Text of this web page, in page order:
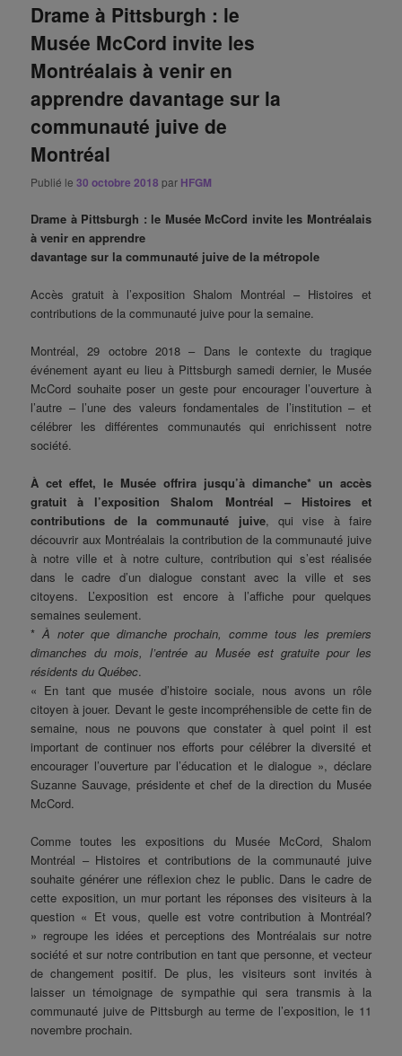
Drame à Pittsburgh : le
Musée McCord invite les
Montréalais à venir en
apprendre davantage sur la
communauté juive de
Montréal
Publié le30 octobre 2018 par HFGM
Drame à Pittsburgh : le Musée McCord invite les Montréalais
à venir en apprendre
davantage sur la communauté juive de la métropole
Accès gratuit à l’exposition Shalom Montréal – Histoires et
contributions de la communauté juive pour la semaine.
Montréal, 29 octobre 2018 – Dans le contexte du tragique
événement ayant eu lieu à Pittsburgh samedi dernier, le Musée
McCord souhaite poser un geste pour encourager l’ouverture à
l’autre – l’une des valeurs fondamentales de l’institution – et
célébrer les différentes communautés qui enrichissent notre
société.
À cet effet, le Musée offrira jusqu’à dimanche* un accès
gratuit à l’exposition Shalom Montréal – Histoires et
contributions de la communauté juive, qui vise à faire
découvrir aux Montréalais la contribution de la communauté juive
à notre ville et à notre culture, contribution qui s’est réalisée
dans le cadre d’un dialogue constant avec la ville et ses
citoyens. L’exposition est encore à l’affiche pour quelques
semaines seulement.
*À noter que dimanche prochain, comme tous les premiers
dimanches du mois, l’entrée au Musée est gratuite pour les
résidents du Québec.
« En tant que musée d’histoire sociale, nous avons un rôle
citoyen à jouer. Devant le geste incompréhensible de cette fin de
semaine, nous ne pouvons que constater à quel point il est
important de continuer nos efforts pour célébrer la diversité et
encourager l’ouverture par l’éducation et le dialogue », déclare
Suzanne Sauvage, présidente et chef de la direction du Musée
McCord.
Comme toutes les expositions du Musée McCord, Shalom
Montréal – Histoires et contributions de la communauté juive
souhaite générer une réflexion chez le public. Dans le cadre de
cette exposition, un mur portant les réponses des visiteurs à la
question « Et vous, quelle est votre contribution à Montréal?
» regroupe les idées et perceptions des Montréalais sur notre
société et sur notre contribution en tant que personne, et vecteur
de changement positif. De plus, les visiteurs sont invités à
laisser un témoignage de sympathie qui sera transmis à la
communauté juive de Pittsburgh au terme de l’exposition, le 11
novembre prochain.